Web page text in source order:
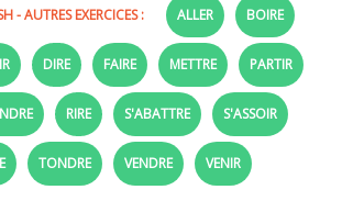
- AUTRES EXERCICES : ALLER BOIRE
DIRE FAIRE METTRE PARTIR
RIRE S'ABATTRE S'ASSOIR
TONDRE VENDRE VENIR